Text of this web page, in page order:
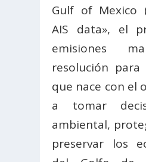
Gulf of Mexico
AIS data», el
emisiones
resolución
que nace con el
a tomar
ambiental,
preservar los